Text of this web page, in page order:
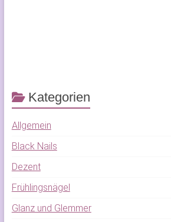
Kategorien
Allgemein
Black Nails
Dezent
Frühlingsnägel
Glanz und Glemmer